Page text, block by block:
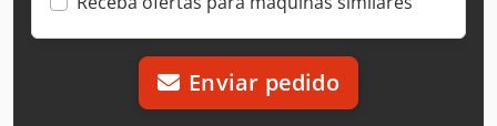
Enviar pedido